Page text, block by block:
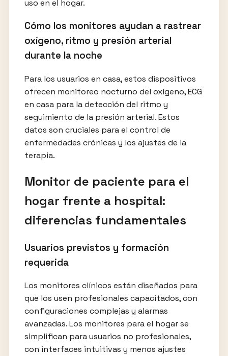
uso en el hogar.
Cómo los monitores ayudan a rastrear
oxígeno, ritmo y presión arterial
durante la noche
Para los usuarios en casa, estos dispositivos
ofrecen monitoreo nocturno del oxígeno, ECG
en casa para la detección del ritmo y
seguimiento de la presión arterial. Estos
datos son cruciales para el control de
enfermedades crónicas y los ajustes de la
terapia.
Monitor de paciente para el
hogar frente a hospital:
diferencias fundamentales
Usuarios previstos y formación
requerida
Los monitores clínicos están diseñados para
que los usen profesionales capacitados, con
configuraciones complejas y alarmas
avanzadas. Los monitores para el hogar se
simplifican para usuarios no profesionales,
con interfaces intuitivas y menos ajustes